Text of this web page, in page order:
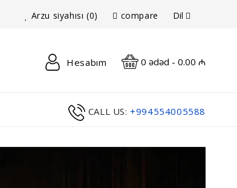
Arzu siyahısı (0) compare Dil
Hesabım 0 ədəd - 0.00 ₼
CALL US: +994554005588